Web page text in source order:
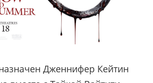
Дженнифер Кейтин